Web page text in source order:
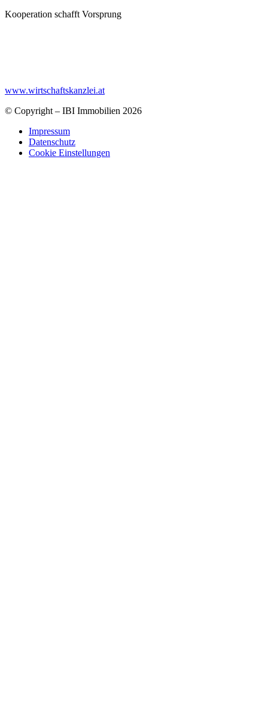
Kooperation schafft Vorsprung
www.wirtschaftskanzlei.at
© Copyright – IBI Immobilien 2026
Impressum
Datenschutz
Cookie Einstellungen